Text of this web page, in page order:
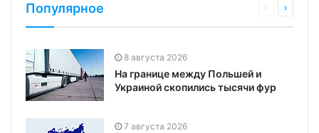
Популярное
8 августа 2026
На границе между Польшей и
Украиной скопились тысячи фур
7 августа 2026